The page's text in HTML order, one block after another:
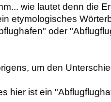
wie lautet denn die
etymologisches
oder
um den
hier ist ein